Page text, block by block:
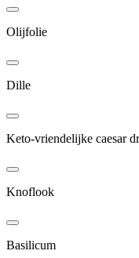
Olijfolie
Dille
Keto-vriendelijke caesar
Knoflook
Basilicum